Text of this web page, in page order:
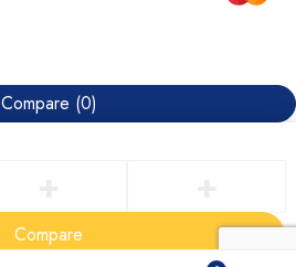
Compare (0)
Compare